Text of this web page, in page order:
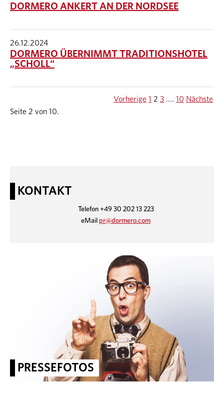
DORMERO ANKERT AN DER NORDSEE
26.12.2024
DORMERO ÜBERNIMMT TRADITIONSHOTEL
„SCHOLL“
Seite 2 von 10.
Vorherige 1 2 3 .... 10 Nächste
KONTAKT
Telefon +49 30 202 13 223
eMail pr@dormero.com
PRESSEFOTOS